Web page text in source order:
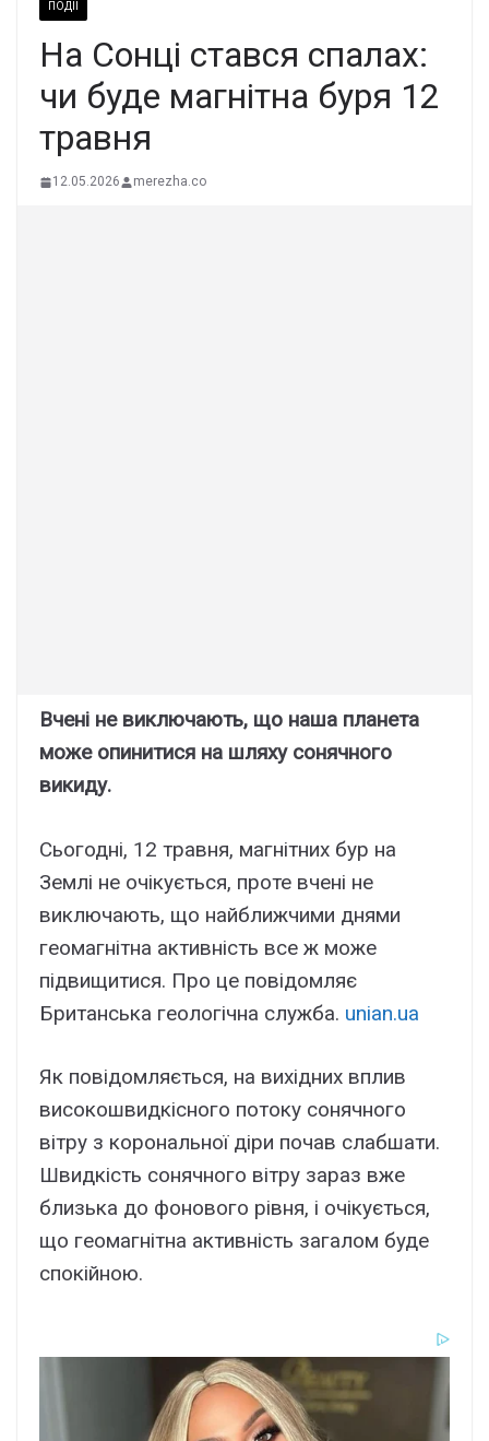
ПОДІЇ
На Сонці стався спалах:
чи буде магнітна буря 12
травня
12.05.2026 merezha.co
Вчені не виключають, що наша планета
може опинитися на шляху сонячного
викиду.
Сьогодні, 12 травня, магнітних бур на
Землі не очікується, проте вчені не
виключають, що найближчими днями
геомагнітна активність все ж може
підвищитися. Про це повідомляє
Британська геологічна служба. unian.ua
Як повідомляється, на вихідних вплив
високошвидкісного потоку сонячного
вітру з корональної діри почав слабшати.
Швидкість сонячного вітру зараз вже
близька до фонового рівня, і очікується,
що геомагнітна активність загалом буде
спокійною.